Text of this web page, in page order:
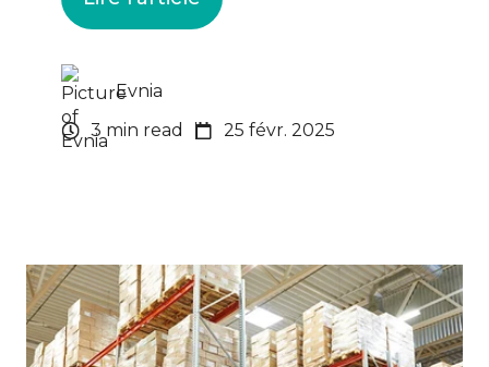
Evnia
3 min read
25 févr. 2025